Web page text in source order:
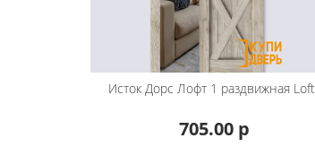
Исток Дорс Лофт 1 раздвижная Loft
705.00 р